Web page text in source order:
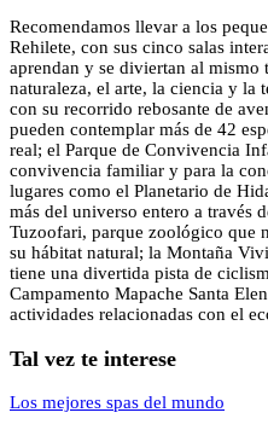
Recomendamos llevar a los
Rehilete, con sus cinco salas
aprendan y se diviertan al mismo
naturaleza, el arte, la ciencia y la
con su recorrido rebosante de
pueden contemplar más de 42
real; el Parque de Convivencia
convivencia familiar y para la
lugares como el Planetario de
más del universo entero a través
Tuzoofari, parque zoológico que
su hábitat natural; la Montaña
tiene una divertida pista de
Campamento Mapache Santa
actividades relacionadas con el
Tal vez te interese
Los mejores spas del mundo